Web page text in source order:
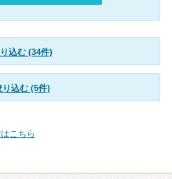
込む (34件)
り込む (5件)
こちら